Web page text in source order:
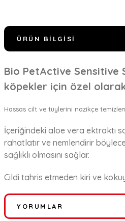
ÜRÜN BILGISI
Bio PetActive Sensitive
köpekler için özel
Hassas cilt ve tüylerini nazikçe
İçeriğindeki aloe vera ektraktı
rahatlatır ve nemlendirir
sağlıklı olmasını sağlar.
Cildi tahris etmeden kiri ve
YORUMLAR